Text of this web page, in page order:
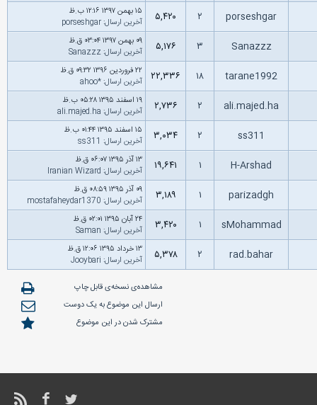
porseshgar ۲ ۵,۴۲۰
۱۵ بهمن ۱۳۹۷ ۱۲:۱۶ ب.ظ
آخرین ارسال:
porseshgar
Sanazzz ۳ ۵,۱۷۶
۰۹ بهمن ۱۳۹۷ ۰۳:۰۴ ق.ظ
آخرین ارسال:
Sanazzz
tarane1992 ۱۸ ۲۲,۳۳۶
۲۲ فروردین ۱۳۹۶ ۰۹:۳۲ ق.ظ
آخرین ارسال:
*ahoo
ali.majed.ha ۲ ۲,۷۳۶
۱۹ اسفند ۱۳۹۵ ۰۵:۲۸ ب.ظ
آخرین ارسال:
ali.majed.ha
ss311 ۲ ۳,۰۳۴
۱۵ اسفند ۱۳۹۵ ۰۱:۴۴ ب.ظ
آخرین ارسال:
ss311
H-Arshad ۱۹,۶۴۱
۱۳ آذر ۱۳۹۵ ۰۶:۰۷ ق.ظ
آخرین ارسال:
Iranian Wizard
parizadgh ۳,۱۸۹
۰۹ آذر ۱۳۹۵ ۰۸:۵۹ ق.ظ
آخرین ارسال:
mostafaheydar1370
sMohammad ۳,۴۲۰
۲۴ آبان ۱۳۹۵ ۰۲:۰۱ ق.ظ
آخرین ارسال:
Saman
rad.bahar ۲ ۵,۳۷۸
۱۳ خرداد ۱۳۹۵ ۱۲:۰۶ ق.ظ
آخرین ارسال:
Jooybari
مشاهده‌ی نسخه‌ی قابل چاپ
ارسال این موضوع به یک دوست
مشترک شدن در این موضوع